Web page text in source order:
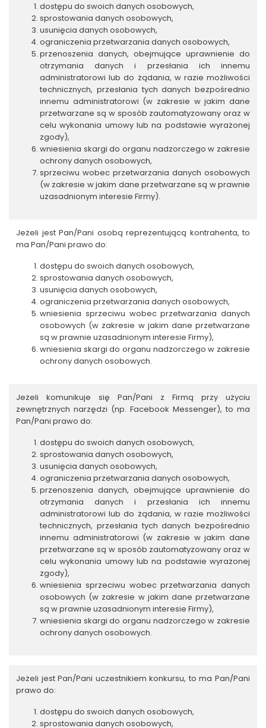
dostępu do swoich danych osobowych,
sprostowania danych osobowych,
usunięcia danych osobowych,
ograniczenia przetwarzania danych osobowych,
przenoszenia danych, obejmujące uprawnienie do
otrzymania danych i przesłania ich innemu
administratorowi lub do żądania, w razie możliwości
technicznych, przesłania tych danych bezpośrednio
innemu administratorowi (w zakresie w jakim dane
przetwarzane są w sposób zautomatyzowany oraz w
celu wykonania umowy lub na podstawie wyrażonej
zgody),
wniesienia skargi do organu nadzorczego w zakresie
ochrony danych osobowych,
sprzeciwu wobec przetwarzania danych osobowych
(w zakresie w jakim dane przetwarzane są w prawnie
uzasadnionym interesie Firmy).
Jeżeli jest Pan/Pani osobą reprezentującą kontrahenta, to
ma Pan/Pani prawo do:
dostępu do swoich danych osobowych,
sprostowania danych osobowych,
usunięcia danych osobowych,
ograniczenia przetwarzania danych osobowych,
wniesienia sprzeciwu wobec przetwarzania danych
osobowych (w zakresie w jakim dane przetwarzane
są w prawnie uzasadnionym interesie Firmy),
wniesienia skargi do organu nadzorczego w zakresie
ochrony danych osobowych.
Jeżeli komunikuje się Pan/Pani z Firmą przy użyciu
zewnętrznych narzędzi (np. Facebook Messenger), to ma
Pan/Pani prawo do:
dostępu do swoich danych osobowych,
sprostowania danych osobowych,
usunięcia danych osobowych,
ograniczenia przetwarzania danych osobowych,
przenoszenia danych, obejmujące uprawnienie do
otrzymania danych i przesłania ich innemu
administratorowi lub do żądania, w razie możliwości
technicznych, przesłania tych danych bezpośrednio
innemu administratorowi (w zakresie w jakim dane
przetwarzane są w sposób zautomatyzowany oraz w
celu wykonania umowy lub na podstawie wyrażonej
zgody),
wniesienia sprzeciwu wobec przetwarzania danych
osobowych (w zakresie w jakim dane przetwarzane
są w prawnie uzasadnionym interesie Firmy),
wniesienia skargi do organu nadzorczego w zakresie
ochrony danych osobowych.
Jeżeli jest Pan/Pani uczestnikiem konkursu, to ma Pan/Pani
prawo do:
dostępu do swoich danych osobowych,
sprostowania danych osobowych,